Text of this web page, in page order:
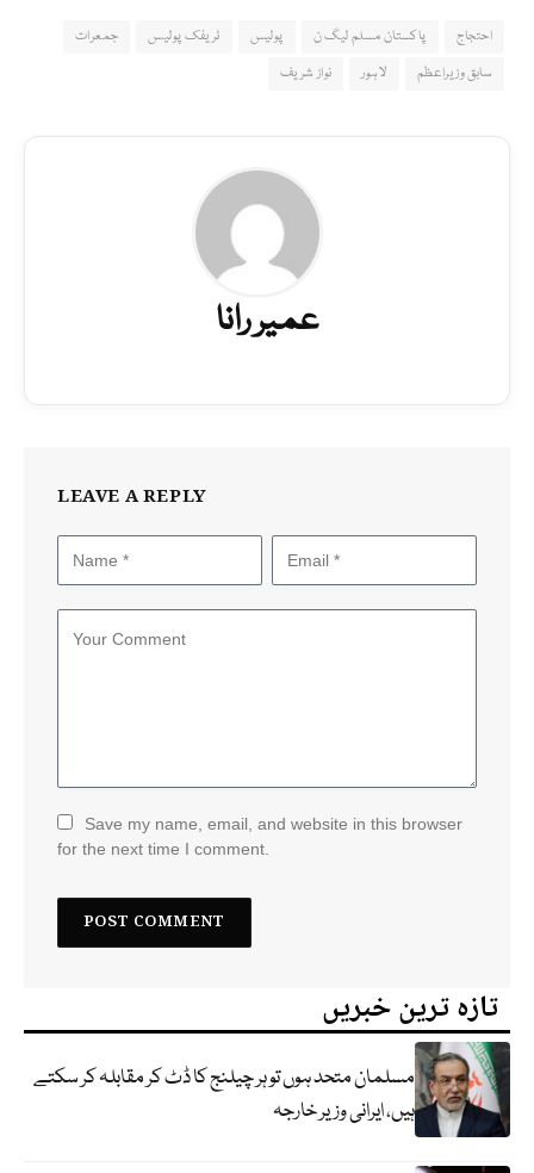
احتجاج پاکستان مسلم لیگ ن پولیس ٹریفک پولیس
جمعرات
سابق وزیراعظم
لاہور نواز شریف
عمیر رانا
LEAVE A REPLY
Save my name, email, and website in this browser
for the next time I comment.
تازہ ترین خبریں
مسلمان متحد ہوں تو ہر چیلنج کا ڈٹ کر مقابلہ کر سکتے
ہیں، ایرانی وزیر خارجہ